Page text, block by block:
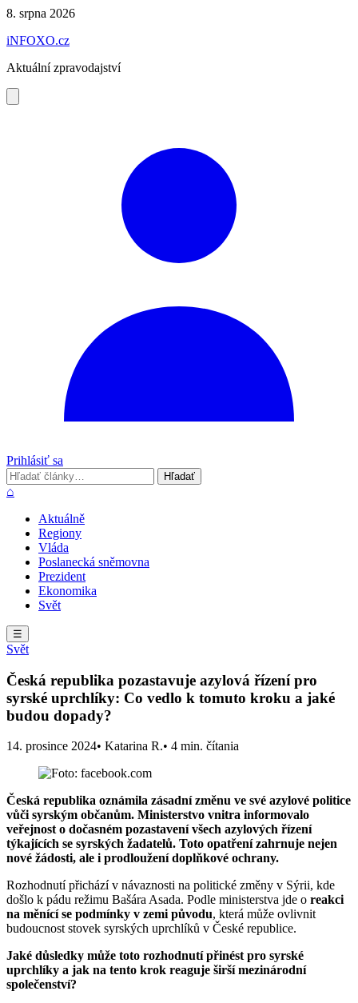
Preskočiť
obsah
8. srpna 2026
iNFOXO.cz
Aktuální zpravodajství
Prihlásiť sa
Hľadať
Hľadať
⌂
Aktuálně
Regiony
Vláda
Poslanecká sněmovna
Prezident
Ekonomika
Svět
☰
Svět
Česká republika pozastavuje azylová řízení pro
syrské uprchlíky: Co vedlo k tomuto kroku a jaké
budou dopady?
14. prosince 2024• Katarina R.• 4 min. čítania
Česká republika oznámila zásadní změnu ve své azylové politice
vůči syrským občanům. Ministerstvo vnitra informovalo
veřejnost o dočasném pozastavení všech azylových řízení
týkajících se syrských žadatelů. Toto opatření zahrnuje nejen
nové žádosti, ale i prodloužení doplňkové ochrany.
Rozhodnutí přichází v návaznosti na politické změny v Sýrii, kde
došlo k pádu režimu Bašára Asada. Podle ministerstva jde o reakci
na měnící se podmínky v zemi původu, která může ovlivnit
budoucnost stovek syrských uprchlíků v České republice.
Jaké důsledky může toto rozhodnutí přinést pro syrské
uprchlíky a jak na tento krok reaguje širší mezinárodní
společenství?